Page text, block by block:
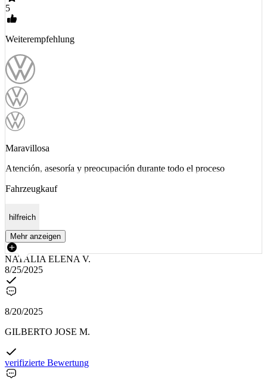
5
Weiterempfehlung
Maravillosa
Atención, asesoría y preocupación durante todo el proceso
Fahrzeugkauf
hilfreich
Mehr anzeigen
NATALIA ELENA V.
8/25/2025
8/20/2025
GILBERTO JOSE M.
verifizierte Bewertung